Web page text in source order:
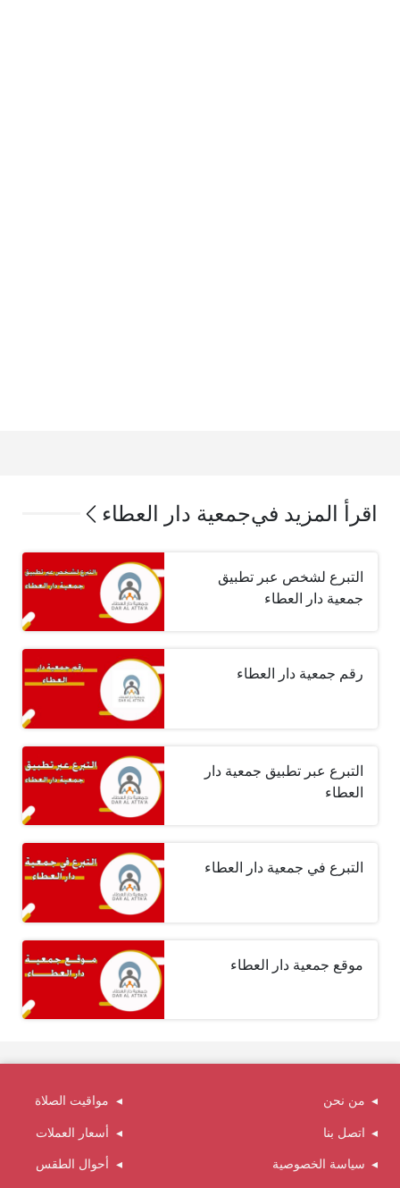
اقرأ المزيد فيجمعية دار العطاء
التبرع لشخص عبر تطبيق
جمعية دار العطاء
رقم جمعية دار العطاء
التبرع عبر تطبيق جمعية دار
العطاء
التبرع في جمعية دار العطاء
موقع جمعية دار العطاء
من نحن
اتصل بنا
سياسة الخصوصية
مواقيت الصلاة
أسعار العملات
أحوال الطقس